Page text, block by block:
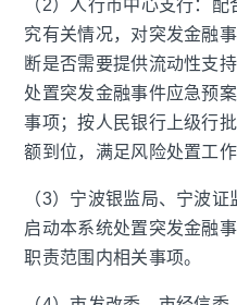
（2）人行市中心支行：
究有关情况，对突发金融
断是否需要提供流动性支
处置突发金融事件应急预
事项；按人民银行上级行
额到位，满足风险处置工作
（3）宁波银监局、宁波
启动本系统处置突发金融
职责范围内相关事项。